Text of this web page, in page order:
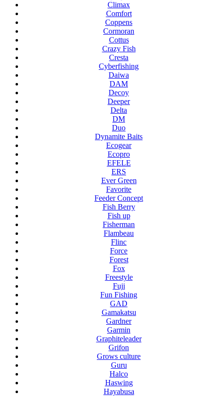
Climax
Comfort
Coppens
Cormoran
Cottus
Crazy Fish
Cresta
Cyberfishing
Daiwa
DAM
Decoy
Deeper
Delta
DM
Duo
Dynamite Baits
Ecogear
Ecopro
EFELE
ERS
Ever Green
Favorite
Feeder Concept
Fish Berry
Fish up
Fisherman
Flambeau
Flinc
Force
Forest
Fox
Freestyle
Fuji
Fun Fishing
GAD
Gamakatsu
Gardner
Garmin
Graphiteleader
Grifon
Grows culture
Guru
Halco
Haswing
Hayabusa